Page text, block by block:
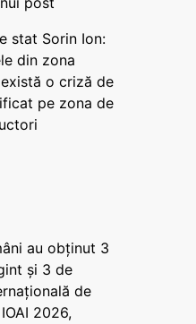
stat Sorin Ion:
din zona
o criză de
pe zona de
au obținut 3
și 3 de
de
2026,